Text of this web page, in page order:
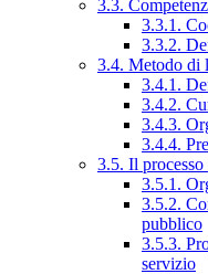
3.3.
3.3.1.
3.3.2.
3.4. Metodo di
3.4.1.
3.4.2.
3.4.3.
3.4.4.
3.5. Il processo
3.5.1.
3.5.2.
pubblico
3.5.3.
servizio